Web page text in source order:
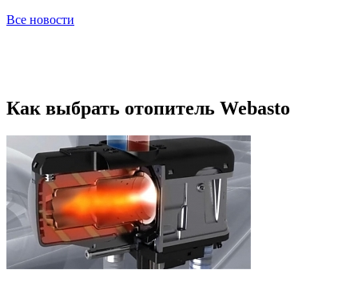
Все новости
Как выбрать отопитель Webasto